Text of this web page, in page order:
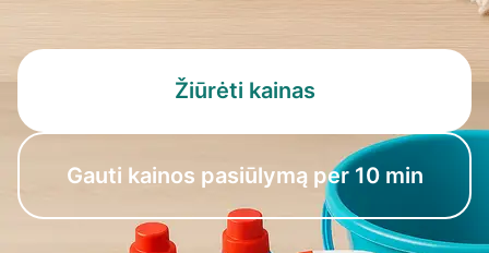
Žiūrėti kainas
Gauti kainos pasiūlymą per 10 min